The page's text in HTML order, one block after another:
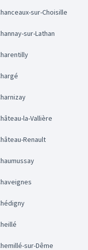
Chanceaux-sur-Choisille
Channay-sur-Lathan
Charentilly
Chargé
Charnizay
Château-la-Vallière
Château-Renault
Chaumussay
Chaveignes
Chédigny
Cheillé
Chemillé-sur-Dême